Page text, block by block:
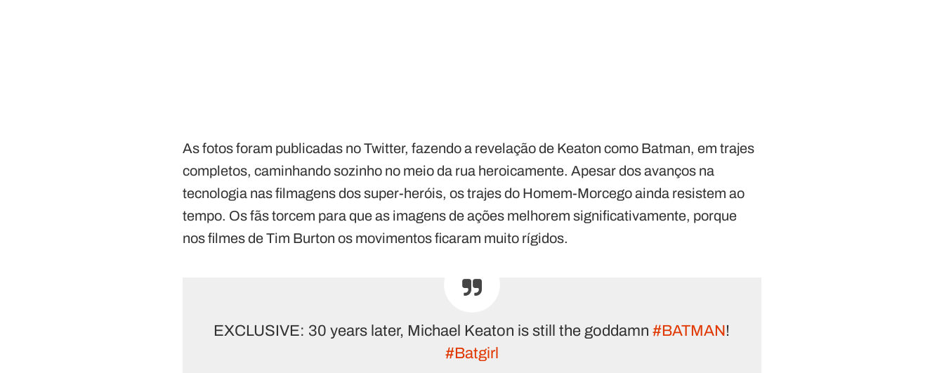
As fotos foram publicadas no Twitter, fazendo a revelação de Keaton como Batman, em trajes
completos, caminhando sozinho no meio da rua heroicamente. Apesar dos avanços na
tecnologia nas filmagens dos super-heróis, os trajes do Homem-Morcego ainda resistem ao
tempo. Os fãs torcem para que as imagens de ações melhorem significativamente, porque
nos filmes de Tim Burton os movimentos ficaram muito rígidos.
EXCLUSIVE: 30 years later, Michael Keaton is still the goddamn#BATMAN!
#Batgirl